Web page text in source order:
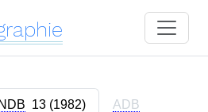
NDB 13 (1982) ADB